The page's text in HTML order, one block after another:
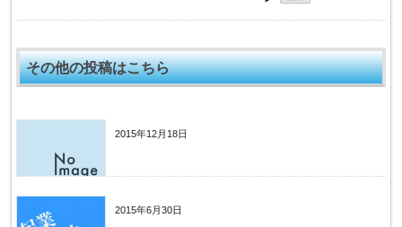
その他の投稿はこちら
2015年12月18日
2015年6月30日